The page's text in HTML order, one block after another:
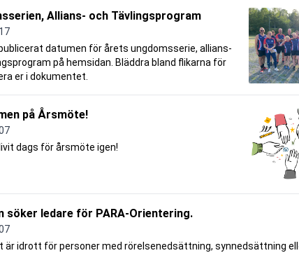
Allians- och Tävlingsprogram
datumen för årets ungdomsserie, allians-
på hemsidan. Bläddra bland flikarna för
er i dokumentet.
på Årsmöte!
dags för årsmöte igen!
söker ledare för PARA-Orientering.
är idrott för personer med rörelsenedsättning, synnedsättning